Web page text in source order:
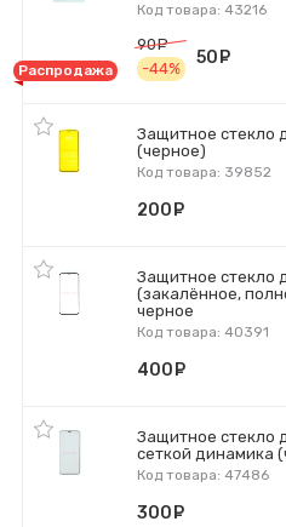
Код товара: 43216
Распродажа
90
руб.
-44%
50
Защитное стекло
(черное)
Код товара: 39852
200
Защитное стекло
(закалённое,
черное
Код товара: 40391
400
Защитное стекло
сеткой динамика
Код товара: 47486
300